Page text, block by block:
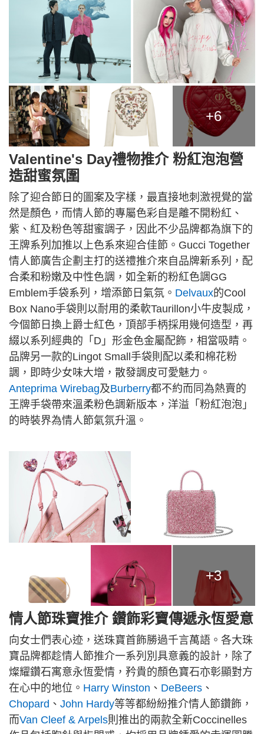
+6
Valentine's Day禮物推介 粉紅泡泡營
造甜蜜氛圍
除了迎合節日的圖案及字樣，最直接地刺激視覺的當
然是顏色，而情人節的專屬色彩自是離不開粉紅、
紫、紅及粉色等甜蜜調子，因此不少品牌都為旗下的
王牌系列加推以上色系來迎合佳節。Gucci Together
情人節廣告企劃主打的送禮推介來自品牌新系列，配
合柔和粉嫩及中性色調，如全新的粉紅色調GG
Emblem手袋系列，增添節日氣氛。 Delvaux的Cool
Box Nano手袋則以耐用的柔軟Taurillon小牛皮製成，
今個節日換上爵士紅色，頂部手柄採用幾何造型，再
綴以系列經典的「D」形金色金屬配飾，相當吸睛。
品牌另一款的Lingot Small手袋則配以柔和棉花粉
調，即時少女味大增，散發調皮可愛魅力。
Anteprima Wirebag及Burberry都不約而同為熱賣的
王牌手袋帶來溫柔粉色調新版本，洋溢「粉紅泡泡」
的時裝界為情人節氣氛升溫。
+3
情人節珠寶推介 鑽飾彩寶傳遞永恆愛意
向女士們表心迹，送珠寶首飾勝過千言萬語。各大珠
寶品牌都趁情人節推介一系列別具意義的設計，除了
燦耀鑽石寓意永恆愛情，矜貴的顏色寶石亦彰顯對方
在心中的地位。 Harry Winston 、 DeBeers 、
Chopard 、 John Hardy等等都紛紛推介情人節鑽飾，
而Van Cleef & Arpels則推出的兩款全新Coccinelles